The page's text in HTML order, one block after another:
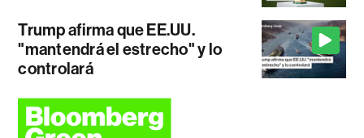
Trump afirma que EE.UU.
"mantendrá el estrecho" y lo
controlará